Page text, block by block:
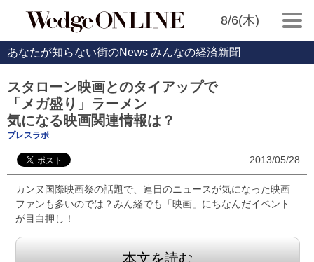
8/6(木)
あなたが知らない街のNews みんなの経済新聞
スタローン映画とのタイアップで
「メガ盛り」ラーメン
気になる映画関連情報は？
プレスラボ
2013/05/28
カンヌ国際映画祭の話題で、連日のニュースが気になった映画
ファンも多いのでは？みん経でも「映画」にちなんだイベント
が目白押し！
本文を読む